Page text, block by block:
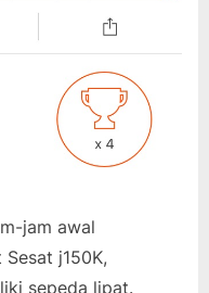
jam awal
j150K,
sepeda lipat.